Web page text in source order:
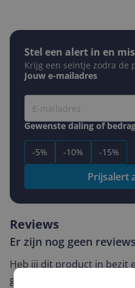
Stel een alert in en
Krijg een seintje zodra de
Jouw e-mailadres
Gewenste daling of
-5% -10% -15%
Prijsalert
Reviews
Er zijn nog geen
Heb jij dit product in bezit
geven? Start dan